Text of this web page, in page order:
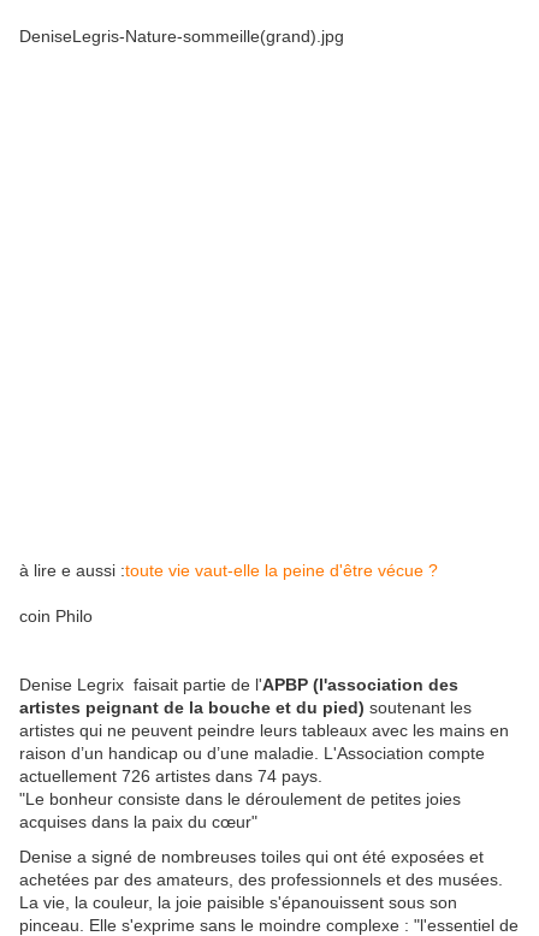
DeniseLegris-Nature-sommeille(grand).jpg
à lire e aussi :toute vie vaut-elle la peine d'être vécue ?
coin Philo
Denise Legrix faisait partie de l'APBP (l'association des
artistes peignant de la bouche et du pied) soutenant les
artistes qui ne peuvent peindre leurs tableaux avec les mains en
raison d’un handicap ou d’une maladie. L'Association compte
actuellement 726 artistes dans 74 pays.
"Le bonheur consiste dans le déroulement de petites joies
acquises dans la paix du cœur"
Denise a signé de nombreuses toiles qui ont été exposées et
achetées par des amateurs, des professionnels et des musées.
La vie, la couleur, la joie paisible s'épanouissent sous son
pinceau. Elle s'exprime sans le moindre complexe : "l'essentiel de